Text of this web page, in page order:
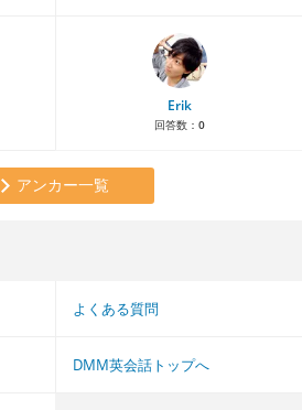
Erik
回答数： 0
アンカー一覧
よくある質問
DMM英会話トップへ